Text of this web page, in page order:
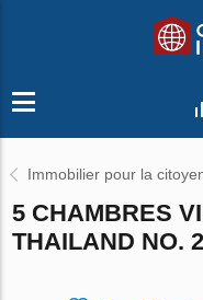
Immobilier pour la
5 CHAMBRES
THAILAND NO.